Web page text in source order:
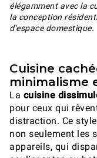
élégamment avec la
la conception
d'espace domestique.
Cuisine
minimalisme
La cuisine
pour ceux qui
distraction. Ce
non seulement les
appareils, qui